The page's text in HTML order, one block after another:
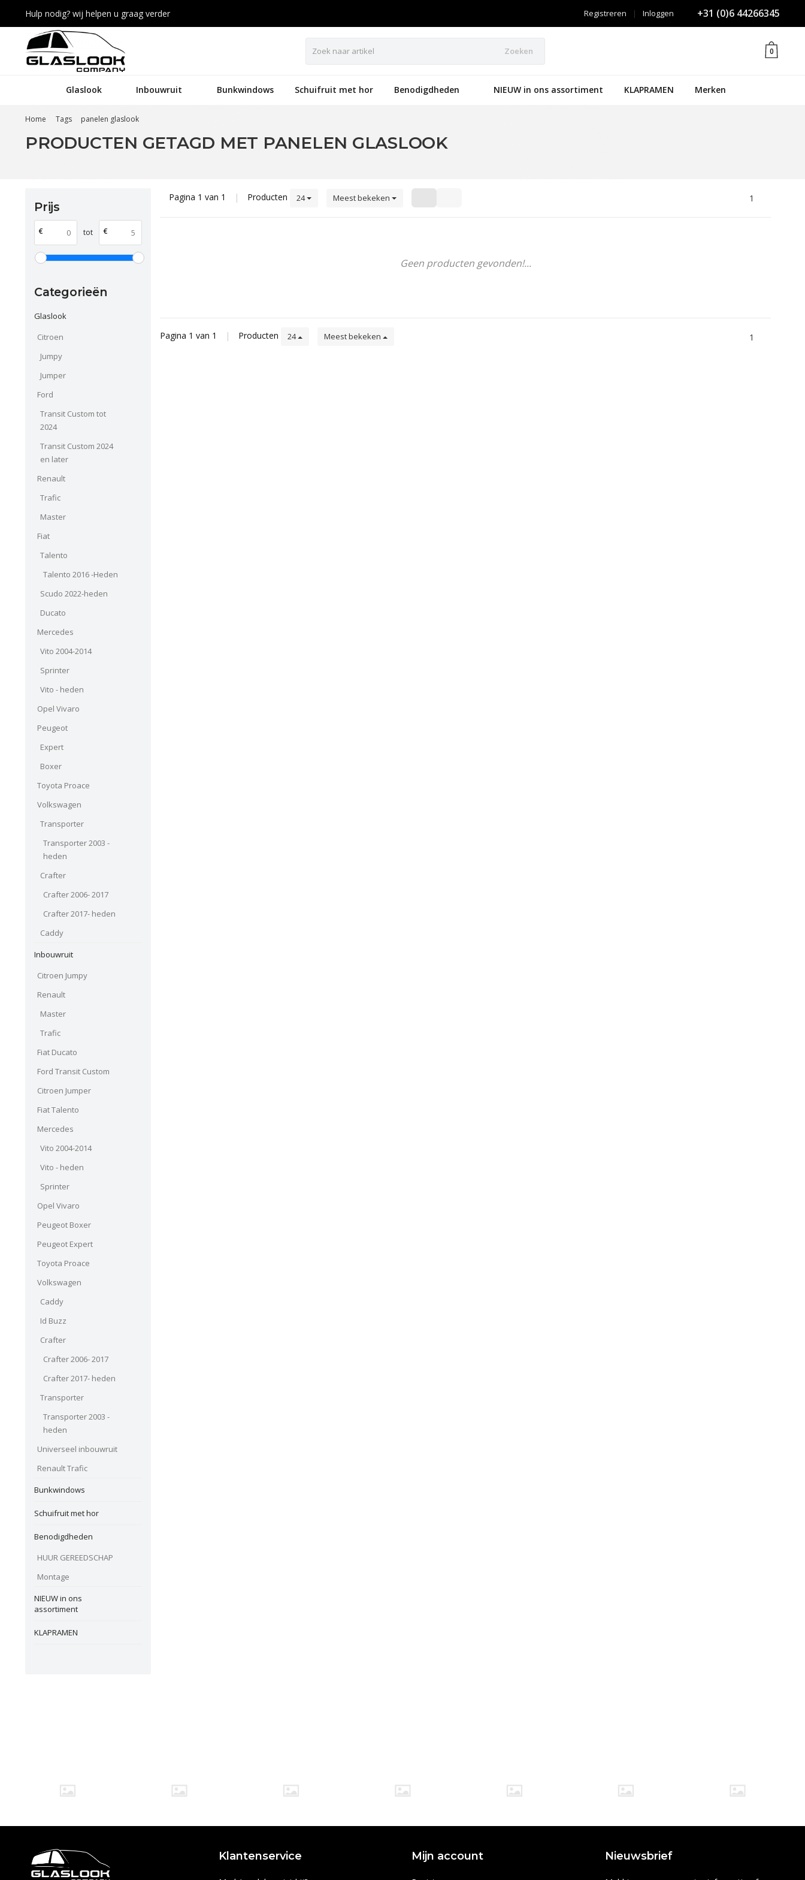
Hulp nodig? wij helpen u graag verder +31 (0)6 44266345
Inloggen
|
Registreren
Zoeken 0
Glaslook Inbouwruit Bunkwindows Schuifruit met hor Benodigdheden NIEUW in ons assortiment KLAPRAMEN Merken
Home Tags panelen glaslook
PRODUCTEN GETAGD MET PANELEN GLASLOOK
Prijs
€ tot €
Categorieën
Glaslook
Citroen
Jumpy
Jumper
Ford
Transit Custom tot
2024
Transit Custom 2024
en later
Renault
Trafic
Master
Fiat
Talento
Talento 2016 -Heden
Scudo 2022-heden
Ducato
Mercedes
Vito 2004-2014
Sprinter
Vito - heden
Opel Vivaro
Peugeot
Expert
Boxer
Toyota Proace
Volkswagen
Transporter
Transporter 2003 -
heden
Crafter
Crafter 2006- 2017
Crafter 2017- heden
Caddy
Inbouwruit
Citroen Jumpy
Renault
Master
Trafic
Fiat Ducato
Ford Transit Custom
Citroen Jumper
Fiat Talento
Mercedes
Vito 2004-2014
Vito - heden
Sprinter
Opel Vivaro
Peugeot Boxer
Peugeot Expert
Toyota Proace
Volkswagen
Caddy
Id Buzz
Crafter
Crafter 2006- 2017
Crafter 2017- heden
Transporter
Transporter 2003 -
heden
Universeel inbouwruit
Renault Trafic
Bunkwindows
Schuifruit met hor
Benodigdheden
HUUR GEREEDSCHAP
Montage
NIEUW in ons
assortiment
KLAPRAMEN
Pagina 1 van 1 | Producten 24 Meest bekeken 1
Geen producten gevonden!...
Pagina 1 van 1 | Producten 24 Meest bekeken 1
Klantenservice Mijn account Nieuwsbrief